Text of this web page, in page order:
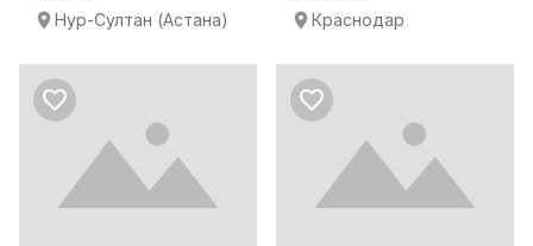
Нур-Султан (Астана) Краснодар